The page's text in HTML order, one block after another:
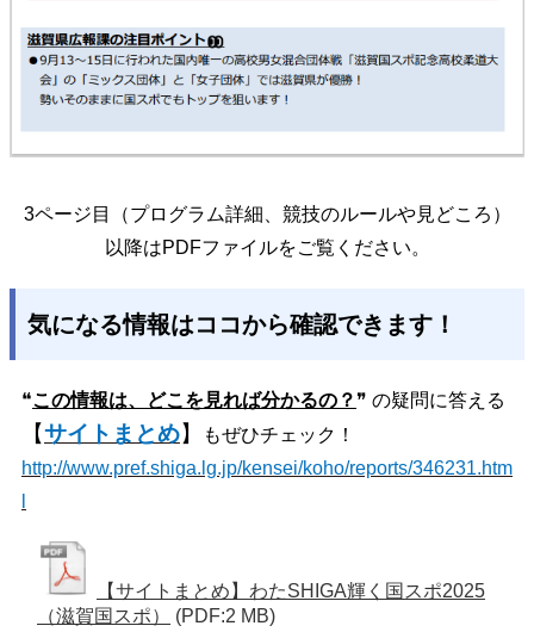
3ページ目（プログラム詳細、競技のルールや見どころ）
以降はPDFファイルをご覧ください。
気になる情報はココから確認できます！
❝この情報は、どこを見れば分かるの？ ❞ の疑問に答える
【サイトまとめ】
もぜひチェック！
http://www.pref.shiga.lg.jp/kensei/koho/reports/346231.htm
【サイトまとめ】わたSHIGA輝く国スポ2025
（滋賀国スポ）
(PDF:2 MB)